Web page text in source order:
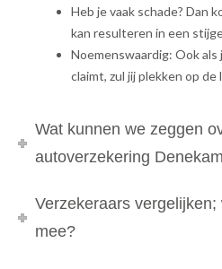
Heb je vaak schade? Dan
kan resulteren in een
Noemenswaardig: Ook
claimt, zul jij plekken op de
Wat kunnen we zeggen
autoverzekering
Verzekeraars
mee?